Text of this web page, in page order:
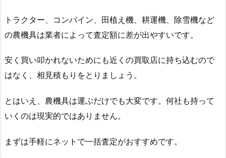
トラクター、コンバイン、田植え機、耕運機、除雪機など
の農機具は業者によって査定額に差が出やすいです。
安く買い叩かれないためにも近くの買取店に持ち込むので
はなく、相見積もりをとりましょう。
とはいえ、農機具は運ぶだけでも大変です。何社も持って
いくのは現実的ではありません。
まずは手軽にネットで一括査定がおすすめです。